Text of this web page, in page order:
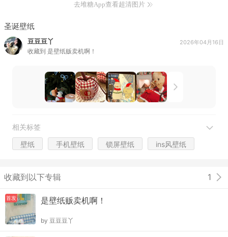
去堆糖App查看超清图片
圣诞壁纸
豆豆豆丫
收藏到 是壁纸贩卖机啊！
2026年04月16日
相关标签
壁纸 手机壁纸 锁屏壁纸 ins风壁纸
收藏到以下专辑 1
首发 是壁纸贩卖机啊！
by 豆豆豆丫